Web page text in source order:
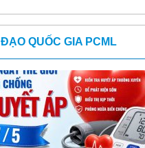
QUỐC GIA PCML